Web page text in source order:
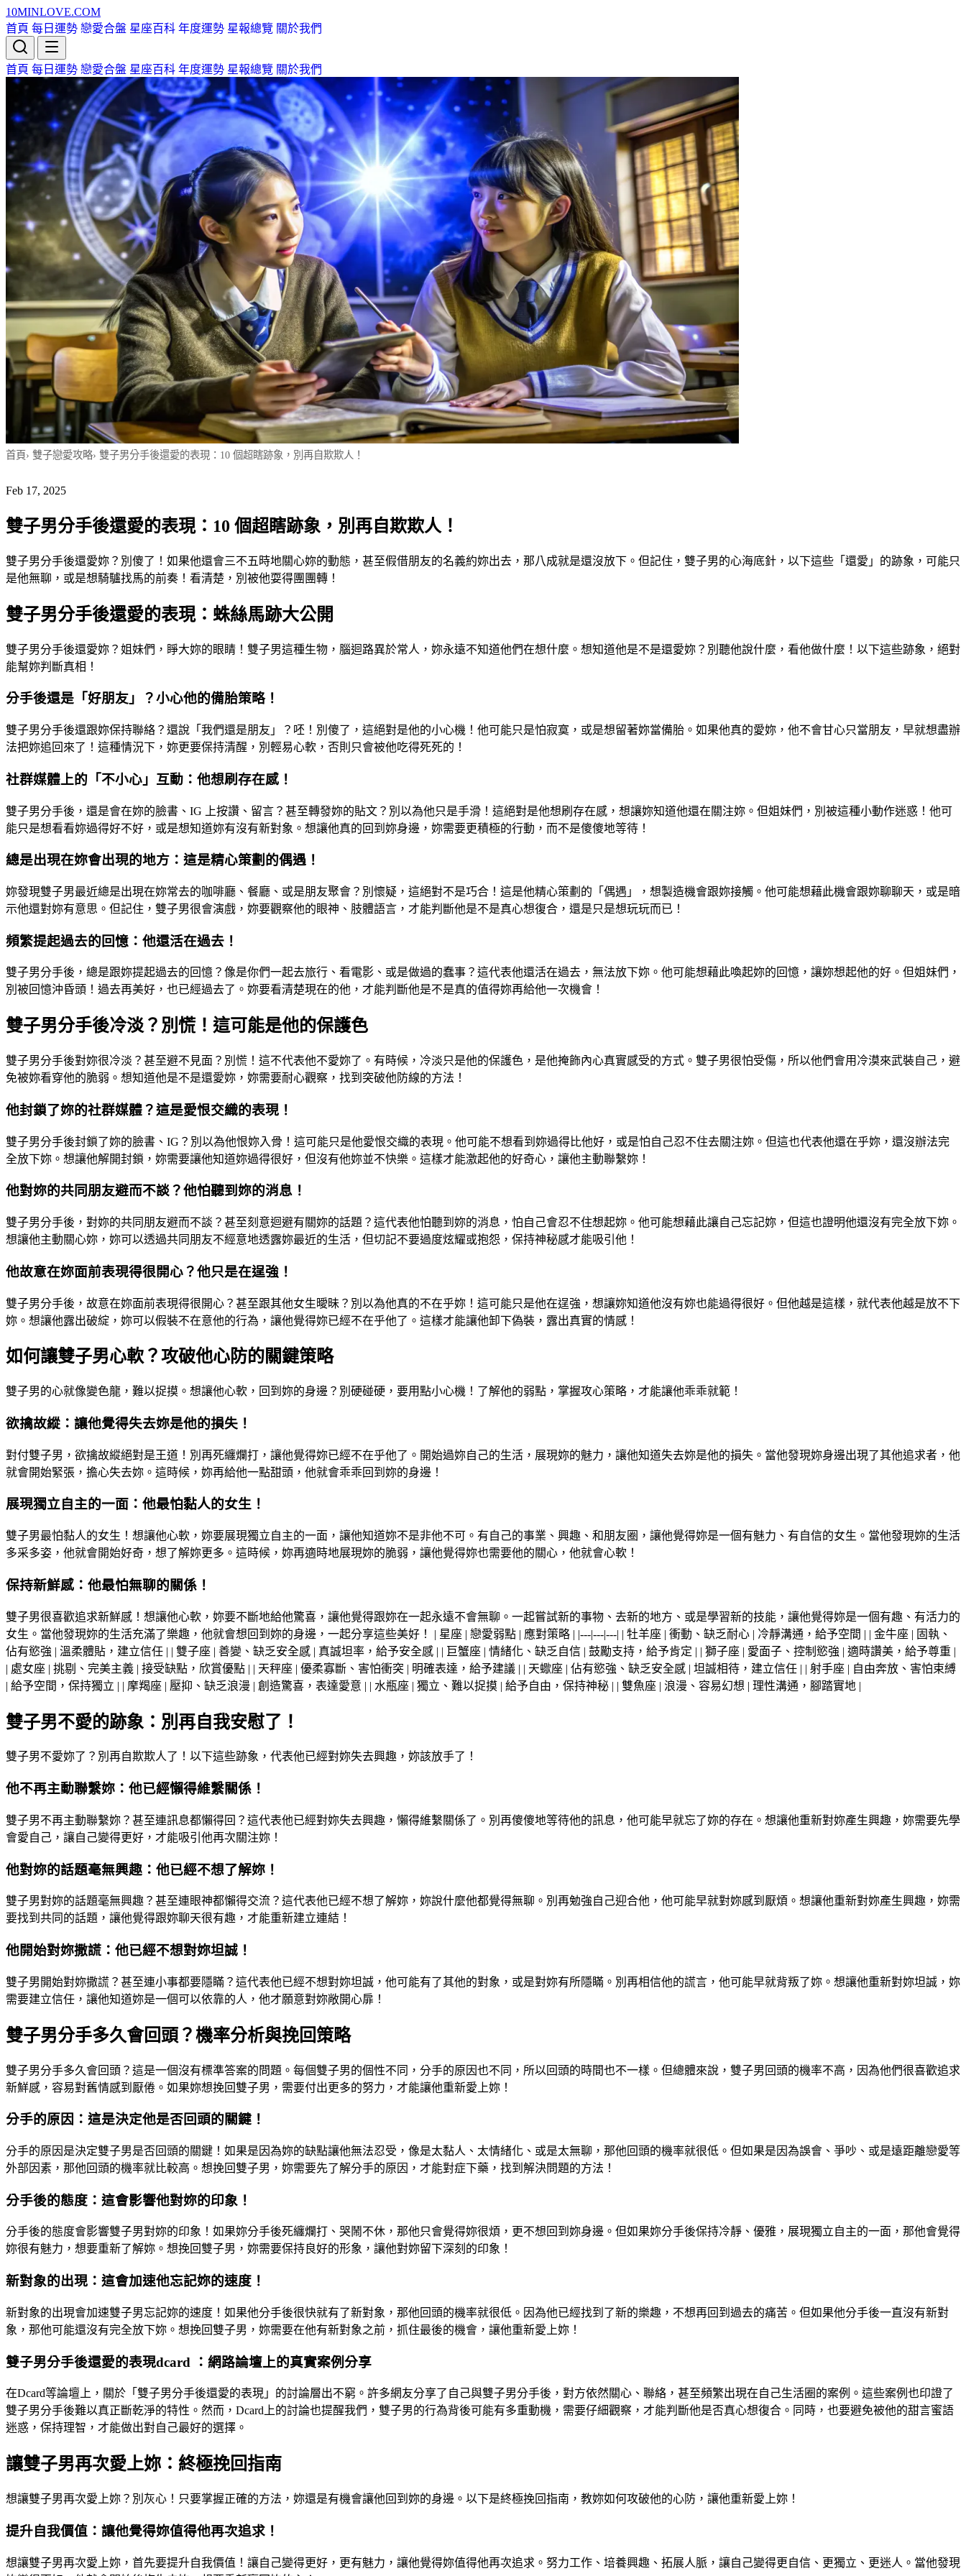
10MINLOVE.COM
首頁 每日運勢 戀愛合盤 星座百科 年度運勢 星報總覽 關於我們
首頁 每日運勢 戀愛合盤 星座百科 年度運勢 星報總覽 關於我們
首頁› 雙子戀愛攻略› 雙子男分手後還愛的表現：10 個超瞎跡象，別再自欺欺人！
Feb 17, 2025
雙子男分手後還愛的表現：10 個超瞎跡象，別再自欺欺人！
雙子男分手後還愛妳？別傻了！如果他還會三不五時地關心妳的動態，甚至假借朋友的名義約妳出去，那八成就是還沒放下。但記住，雙子男的心海底針，以下這些「還愛」的跡象，可能只
是他無聊，或是想騎驢找馬的前奏！看清楚，別被他耍得團團轉！
雙子男分手後還愛的表現：蛛絲馬跡大公開
雙子男分手後還愛妳？姐妹們，睜大妳的眼睛！雙子男這種生物，腦迴路異於常人，妳永遠不知道他們在想什麼。想知道他是不是還愛妳？別聽他說什麼，看他做什麼！以下這些跡象，絕對
能幫妳判斷真相！
分手後還是「好朋友」？小心他的備胎策略！
雙子男分手後還跟妳保持聯絡？還說「我們還是朋友」？呸！別傻了，這絕對是他的小心機！他可能只是怕寂寞，或是想留著妳當備胎。如果他真的愛妳，他不會甘心只當朋友，早就想盡辦
法把妳追回來了！這種情況下，妳更要保持清醒，別輕易心軟，否則只會被他吃得死死的！
社群媒體上的「不小心」互動：他想刷存在感！
雙子男分手後，還是會在妳的臉書、IG 上按讚、留言？甚至轉發妳的貼文？別以為他只是手滑！這絕對是他想刷存在感，想讓妳知道他還在關注妳。但姐妹們，別被這種小動作迷惑！他可
能只是想看看妳過得好不好，或是想知道妳有沒有新對象。想讓他真的回到妳身邊，妳需要更積極的行動，而不是傻傻地等待！
總是出現在妳會出現的地方：這是精心策劃的偶遇！
妳發現雙子男最近總是出現在妳常去的咖啡廳、餐廳、或是朋友聚會？別懷疑，這絕對不是巧合！這是他精心策劃的「偶遇」，想製造機會跟妳接觸。他可能想藉此機會跟妳聊聊天，或是暗
示他還對妳有意思。但記住，雙子男很會演戲，妳要觀察他的眼神、肢體語言，才能判斷他是不是真心想復合，還是只是想玩玩而已！
頻繁提起過去的回憶：他還活在過去！
雙子男分手後，總是跟妳提起過去的回憶？像是你們一起去旅行、看電影、或是做過的蠢事？這代表他還活在過去，無法放下妳。他可能想藉此喚起妳的回憶，讓妳想起他的好。但姐妹們，
別被回憶沖昏頭！過去再美好，也已經過去了。妳要看清楚現在的他，才能判斷他是不是真的值得妳再給他一次機會！
雙子男分手後冷淡？別慌！這可能是他的保護色
雙子男分手後對妳很冷淡？甚至避不見面？別慌！這不代表他不愛妳了。有時候，冷淡只是他的保護色，是他掩飾內心真實感受的方式。雙子男很怕受傷，所以他們會用冷漠來武裝自己，避
免被妳看穿他的脆弱。想知道他是不是還愛妳，妳需要耐心觀察，找到突破他防線的方法！
他封鎖了妳的社群媒體？這是愛恨交織的表現！
雙子男分手後封鎖了妳的臉書、IG？別以為他恨妳入骨！這可能只是他愛恨交織的表現。他可能不想看到妳過得比他好，或是怕自己忍不住去關注妳。但這也代表他還在乎妳，還沒辦法完
全放下妳。想讓他解開封鎖，妳需要讓他知道妳過得很好，但沒有他妳並不快樂。這樣才能激起他的好奇心，讓他主動聯繫妳！
他對妳的共同朋友避而不談？他怕聽到妳的消息！
雙子男分手後，對妳的共同朋友避而不談？甚至刻意迴避有關妳的話題？這代表他怕聽到妳的消息，怕自己會忍不住想起妳。他可能想藉此讓自己忘記妳，但這也證明他還沒有完全放下妳。
想讓他主動關心妳，妳可以透過共同朋友不經意地透露妳最近的生活，但切記不要過度炫耀或抱怨，保持神秘感才能吸引他！
他故意在妳面前表現得很開心？他只是在逞強！
雙子男分手後，故意在妳面前表現得很開心？甚至跟其他女生曖昧？別以為他真的不在乎妳！這可能只是他在逞強，想讓妳知道他沒有妳也能過得很好。但他越是這樣，就代表他越是放不下
妳。想讓他露出破綻，妳可以假裝不在意他的行為，讓他覺得妳已經不在乎他了。這樣才能讓他卸下偽裝，露出真實的情感！
如何讓雙子男心軟？攻破他心防的關鍵策略
雙子男的心就像變色龍，難以捉摸。想讓他心軟，回到妳的身邊？別硬碰硬，要用點小心機！了解他的弱點，掌握攻心策略，才能讓他乖乖就範！
欲擒故縱：讓他覺得失去妳是他的損失！
對付雙子男，欲擒故縱絕對是王道！別再死纏爛打，讓他覺得妳已經不在乎他了。開始過妳自己的生活，展現妳的魅力，讓他知道失去妳是他的損失。當他發現妳身邊出現了其他追求者，他
就會開始緊張，擔心失去妳。這時候，妳再給他一點甜頭，他就會乖乖回到妳的身邊！
展現獨立自主的一面：他最怕黏人的女生！
雙子男最怕黏人的女生！想讓他心軟，妳要展現獨立自主的一面，讓他知道妳不是非他不可。有自己的事業、興趣、和朋友圈，讓他覺得妳是一個有魅力、有自信的女生。當他發現妳的生活
多采多姿，他就會開始好奇，想了解妳更多。這時候，妳再適時地展現妳的脆弱，讓他覺得妳也需要他的關心，他就會心軟！
保持新鮮感：他最怕無聊的關係！
雙子男很喜歡追求新鮮感！想讓他心軟，妳要不斷地給他驚喜，讓他覺得跟妳在一起永遠不會無聊。一起嘗試新的事物、去新的地方、或是學習新的技能，讓他覺得妳是一個有趣、有活力的
女生。當他發現妳的生活充滿了樂趣，他就會想回到妳的身邊，一起分享這些美好！ | 星座 | 戀愛弱點 | 應對策略 | |---|---|---| | 牡羊座 | 衝動、缺乏耐心 | 冷靜溝通，給予空間 | | 金牛座 | 固執、
佔有慾強 | 溫柔體貼，建立信任 | | 雙子座 | 善變、缺乏安全感 | 真誠坦率，給予安全感 | | 巨蟹座 | 情緒化、缺乏自信 | 鼓勵支持，給予肯定 | | 獅子座 | 愛面子、控制慾強 | 適時讚美，給予尊重 |
| 處女座 | 挑剔、完美主義 | 接受缺點，欣賞優點 | | 天秤座 | 優柔寡斷、害怕衝突 | 明確表達，給予建議 | | 天蠍座 | 佔有慾強、缺乏安全感 | 坦誠相待，建立信任 | | 射手座 | 自由奔放、害怕束縛
| 給予空間，保持獨立 | | 摩羯座 | 壓抑、缺乏浪漫 | 創造驚喜，表達愛意 | | 水瓶座 | 獨立、難以捉摸 | 給予自由，保持神秘 | | 雙魚座 | 浪漫、容易幻想 | 理性溝通，腳踏實地 |
雙子男不愛的跡象：別再自我安慰了！
雙子男不愛妳了？別再自欺欺人了！以下這些跡象，代表他已經對妳失去興趣，妳該放手了！
他不再主動聯繫妳：他已經懶得維繫關係！
雙子男不再主動聯繫妳？甚至連訊息都懶得回？這代表他已經對妳失去興趣，懶得維繫關係了。別再傻傻地等待他的訊息，他可能早就忘了妳的存在。想讓他重新對妳產生興趣，妳需要先學
會愛自己，讓自己變得更好，才能吸引他再次關注妳！
他對妳的話題毫無興趣：他已經不想了解妳！
雙子男對妳的話題毫無興趣？甚至連眼神都懶得交流？這代表他已經不想了解妳，妳說什麼他都覺得無聊。別再勉強自己迎合他，他可能早就對妳感到厭煩。想讓他重新對妳產生興趣，妳需
要找到共同的話題，讓他覺得跟妳聊天很有趣，才能重新建立連結！
他開始對妳撒謊：他已經不想對妳坦誠！
雙子男開始對妳撒謊？甚至連小事都要隱瞞？這代表他已經不想對妳坦誠，他可能有了其他的對象，或是對妳有所隱瞞。別再相信他的謊言，他可能早就背叛了妳。想讓他重新對妳坦誠，妳
需要建立信任，讓他知道妳是一個可以依靠的人，他才願意對妳敞開心扉！
雙子男分手多久會回頭？機率分析與挽回策略
雙子男分手多久會回頭？這是一個沒有標準答案的問題。每個雙子男的個性不同，分手的原因也不同，所以回頭的時間也不一樣。但總體來說，雙子男回頭的機率不高，因為他們很喜歡追求
新鮮感，容易對舊情感到厭倦。如果妳想挽回雙子男，需要付出更多的努力，才能讓他重新愛上妳！
分手的原因：這是決定他是否回頭的關鍵！
分手的原因是決定雙子男是否回頭的關鍵！如果是因為妳的缺點讓他無法忍受，像是太黏人、太情緒化、或是太無聊，那他回頭的機率就很低。但如果是因為誤會、爭吵、或是遠距離戀愛等
外部因素，那他回頭的機率就比較高。想挽回雙子男，妳需要先了解分手的原因，才能對症下藥，找到解決問題的方法！
分手後的態度：這會影響他對妳的印象！
分手後的態度會影響雙子男對妳的印象！如果妳分手後死纏爛打、哭鬧不休，那他只會覺得妳很煩，更不想回到妳身邊。但如果妳分手後保持冷靜、優雅，展現獨立自主的一面，那他會覺得
妳很有魅力，想要重新了解妳。想挽回雙子男，妳需要保持良好的形象，讓他對妳留下深刻的印象！
新對象的出現：這會加速他忘記妳的速度！
新對象的出現會加速雙子男忘記妳的速度！如果他分手後很快就有了新對象，那他回頭的機率就很低。因為他已經找到了新的樂趣，不想再回到過去的痛苦。但如果他分手後一直沒有新對
象，那他可能還沒有完全放下妳。想挽回雙子男，妳需要在他有新對象之前，抓住最後的機會，讓他重新愛上妳！
雙子男分手後還愛的表現dcard ：網路論壇上的真實案例分享
在Dcard等論壇上，關於「雙子男分手後還愛的表現」的討論層出不窮。許多網友分享了自己與雙子男分手後，對方依然關心、聯絡，甚至頻繁出現在自己生活圈的案例。這些案例也印證了
雙子男分手後難以真正斷乾淨的特性。然而，Dcard上的討論也提醒我們，雙子男的行為背後可能有多重動機，需要仔細觀察，才能判斷他是否真心想復合。同時，也要避免被他的甜言蜜語
迷惑，保持理智，才能做出對自己最好的選擇。
讓雙子男再次愛上妳：終極挽回指南
想讓雙子男再次愛上妳？別灰心！只要掌握正確的方法，妳還是有機會讓他回到妳的身邊。以下是終極挽回指南，教妳如何攻破他的心防，讓他重新愛上妳！
提升自我價值：讓他覺得妳值得他再次追求！
想讓雙子男再次愛上妳，首先要提升自我價值！讓自己變得更好，更有魅力，讓他覺得妳值得他再次追求。努力工作、培養興趣、拓展人脈，讓自己變得更自信、更獨立、更迷人。當他發現